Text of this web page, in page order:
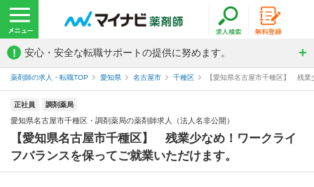
! 安心・安全な転職サポートの提供に努めます。
薬剤師の求人・転職TOP 愛知県 名古屋市 千種区 【愛知県名古屋市千種区】 残
正社員 調剤薬局
愛知県名古屋市千種区・調剤薬局の薬剤師求人（法人名非公開）
【愛知県名古屋市千種区】 残業少なめ！ワークライ
フバランスを保ってご就業いただけます。